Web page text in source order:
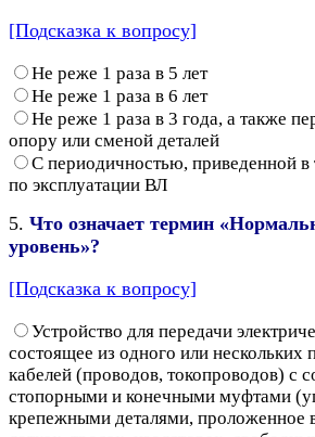
[Подсказка к вопросу]
Не реже 1 раза в 5 лет
Не реже 1 раза в 6 лет
Не реже 1 раза в 3 года, а также
опору или сменой деталей
С периодичностью, приведенной в
по эксплуатации ВЛ
5. Что означает термин
уровень»?
[Подсказка к вопросу]
Устройство для передачи
состоящее из одного или нескольких
кабелей (проводов, токопроводов) с
стопорными и конечными муфтами
крепежными деталями, проложенное